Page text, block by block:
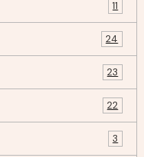
11
24
23
22
3